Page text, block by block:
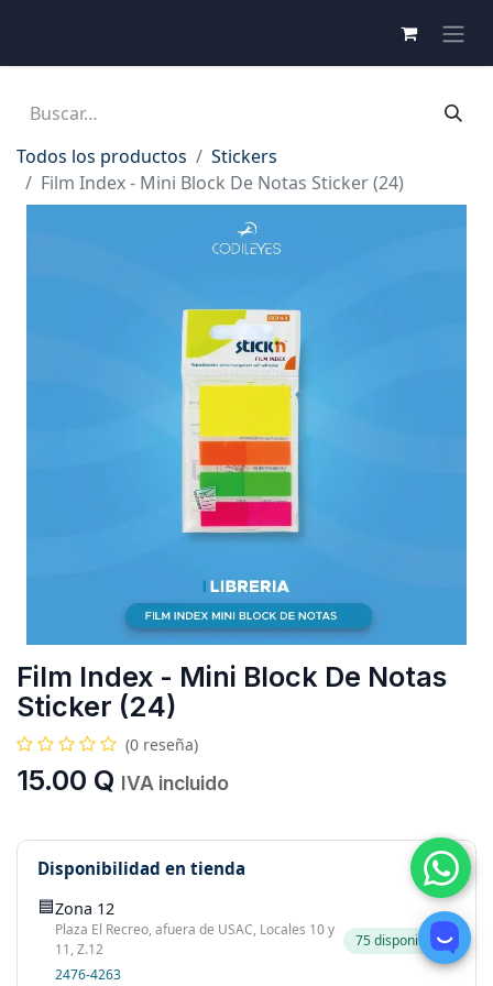
Todos los productos
Stickers
Film Index - Mini Block De Notas Sticker (24)
Film Index - Mini Block De Notas
Sticker (24)
(0 reseña)
15.00 Q IVA incluido
Disponibilidad en tienda
🟦Zona 12
Plaza El Recreo, afuera de USAC, Locales 10 y
11, Z.12
2476-4263
75 disponibles